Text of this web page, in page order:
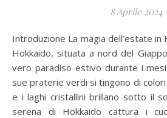
8 Aprile 2024
Introduzione La magia dell’estate in Hokkaido La regione di
Hokkaido, situata a nord del
vero paradiso estivo durante i mesi
sue praterie verdi si tingono di
e i laghi cristallini brillano sotto il
serena di Hokkaido cattura i